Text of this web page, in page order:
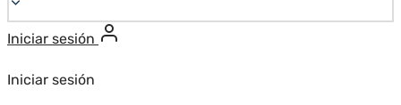
Iniciar sesión
Iniciar sesión